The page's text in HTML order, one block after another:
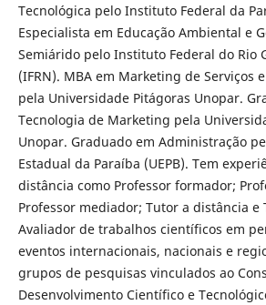
Tecnológica pelo Instituto Federal da
Especialista em Educação Ambiental e
Semiárido pelo Instituto Federal do Rio
(IFRN). MBA em Marketing de Serviços
pela Universidade Pitágoras Unopar.
Tecnologia de Marketing pela
Unopar. Graduado em Administração
Estadual da Paraíba (UEPB). Tem
distância como Professor formador;
Professor mediador; Tutor a distância e
Avaliador de trabalhos científicos em
eventos internacionais, nacionais e
grupos de pesquisas vinculados ao
Desenvolvimento Científico e